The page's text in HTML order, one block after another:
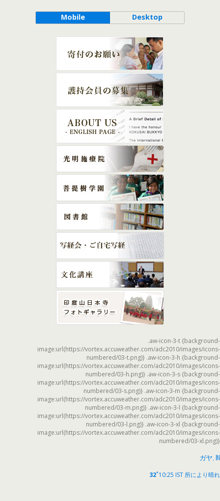
Mobile Desktop
.aw-icon-3-t {background-
image:url(https://vortex.accuweather.com/adc2010/images/icons-
numbered/03-t.png)} .aw-icon-3-h {background-
image:url(https://vortex.accuweather.com/adc2010/images/icons-
numbered/03-h.png)} .aw-icon-3-s {background-
image:url(https://vortex.accuweather.com/adc2010/images/icons-
numbered/03-s.png)} .aw-icon-3-m {background-
image:url(https://vortex.accuweather.com/adc2010/images/icons-
numbered/03-m.png)} .aw-icon-3-l {background-
image:url(https://vortex.accuweather.com/adc2010/images/icons-
numbered/03-l.png)} .aw-icon-3-xl {background-
image:url(https://vortex.accuweather.com/adc2010/images/icons-
numbered/03-xl.png)}
ガヤ, IN
32°10:25 IST 所により晴れ